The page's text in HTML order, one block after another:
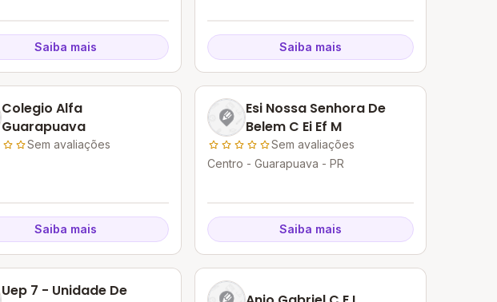
Saiba mais Saiba mais
Colegio Alfa
Guarapuava
Sem avaliações
Saiba mais
Esi Nossa Senhora De
Belem C Ei Ef M
Sem avaliações
Centro - Guarapuava - PR
Saiba mais
Uep 7 - Unidade De